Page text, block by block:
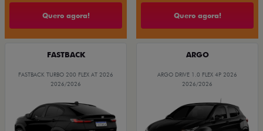
Quero agora! Quero agora!
FASTBACK
FASTBACK TURBO 200 FLEX AT 2026
2026/2026
ARGO
ARGO DRIVE 1.0 FLEX 4P 2026
2026/2026